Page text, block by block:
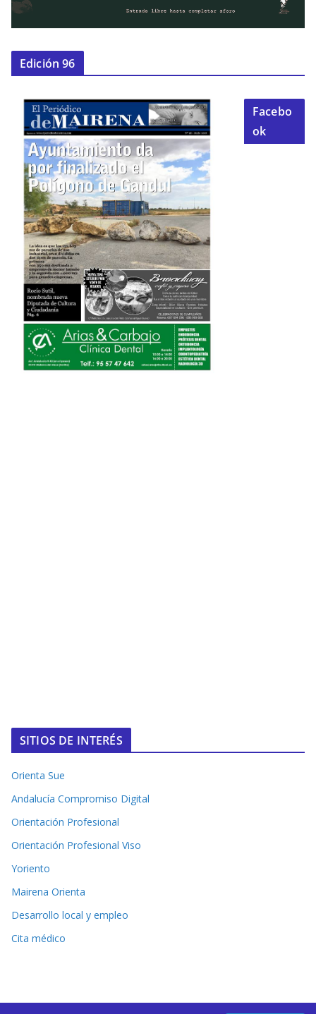
Edición 96
Facebo
ok
SITIOS DE INTERÉS
Orienta Sue
Andalucía Compromiso Digital
Orientación Profesional
Orientación Profesional Viso
Yoriento
Mairena Orienta
Desarrollo local y empleo
Cita médico